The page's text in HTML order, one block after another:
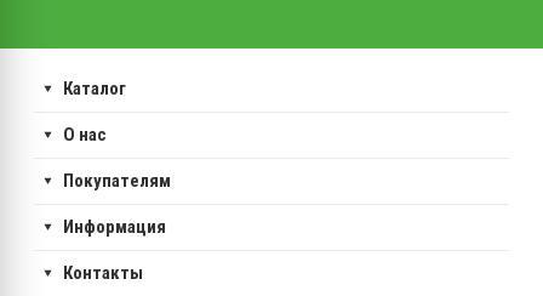
Каталог
О нас
Покупателям
Информация
Контакты